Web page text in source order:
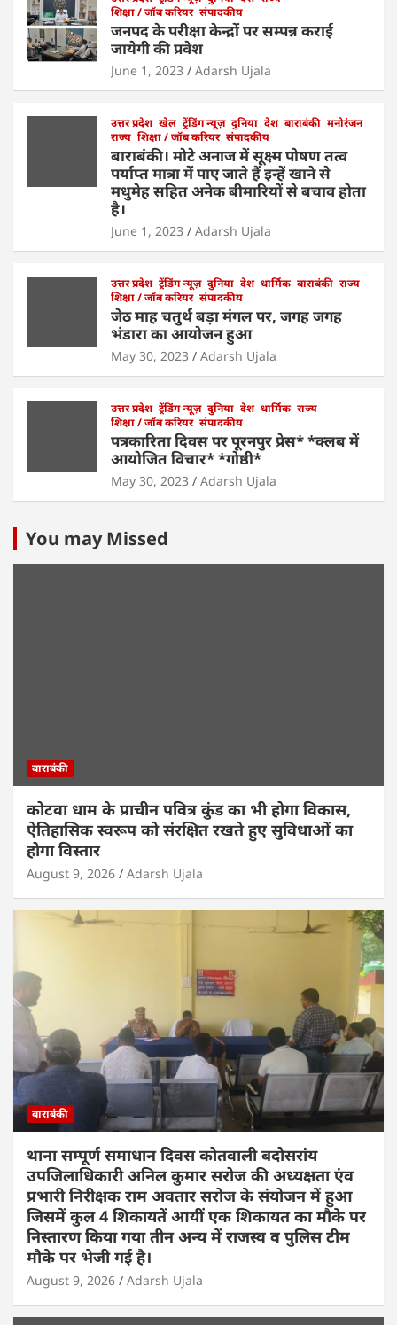
s
A
p
p
e
b
o
o
k
er e
dI
n
l e
शिक्षा / जॉब करियर संपादकीय
जनपद के परीक्षा केन्द्रों पर सम्पन्न कराई
जायेगी की प्रवेश
June 1, 2023 Adarsh Ujala
उत्तर प्रदेश खेल ट्रेंडिंग न्यूज़ दुनिया देश बाराबंकी मनोरंजन
राज्य शिक्षा / जॉब करियर संपादकीय
बाराबंकी। मोटे अनाज में सूक्ष्म पोषण तत्व
पर्याप्त मात्रा में पाए जाते हैं इन्हें खाने से
मधुमेह सहित अनेक बीमारियों से बचाव होता
है।
June 1, 2023 Adarsh Ujala
उत्तर प्रदेश ट्रेंडिंग न्यूज़ दुनिया देश धार्मिक बाराबंकी राज्य
शिक्षा / जॉब करियर संपादकीय
जेठ माह चतुर्थ बड़ा मंगल पर, जगह जगह
भंडारा का आयोजन हुआ
May 30, 2023 Adarsh Ujala
उत्तर प्रदेश ट्रेंडिंग न्यूज़ दुनिया देश धार्मिक राज्य
शिक्षा / जॉब करियर संपादकीय
पत्रकारिता दिवस पर पूरनपुर प्रेस* *क्लब में
आयोजित विचार* *गोष्ठी*
May 30, 2023 Adarsh Ujala
You may Missed
बाराबंकी
कोटवा धाम के प्राचीन पवित्र कुंड का भी होगा विकास,
ऐतिहासिक स्वरूप को संरक्षित रखते हुए सुविधाओं का
होगा विस्तार
August 9, 2026 Adarsh Ujala
बाराबंकी
थाना सम्पूर्ण समाधान दिवस कोतवाली बदोसरांय
उपजिलाधिकारी अनिल कुमार सरोज की अध्यक्षता एंव
प्रभारी निरीक्षक राम अवतार सरोज के संयोजन में हुआ
जिसमें कुल 4 शिकायतें आयीं एक शिकायत का मौके पर
निस्तारण किया गया तीन अन्य में राजस्व व पुलिस टीम
मौके पर भेजी गई है।
August 9, 2026 Adarsh Ujala